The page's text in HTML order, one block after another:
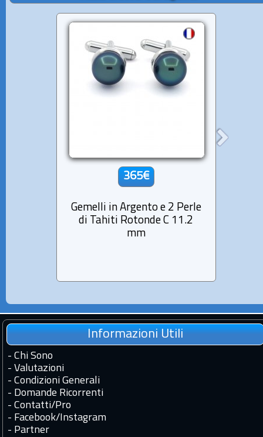
365€
Gemelli in Argento e 2 Perle
di Tahiti Rotonde C 11.2
mm
Informazioni Utili
- Chi Sono
- Valutazioni
- Condizioni Generali
- Domande Ricorrenti
- Contatti/Pro
- Facebook/Instagram
- Partner